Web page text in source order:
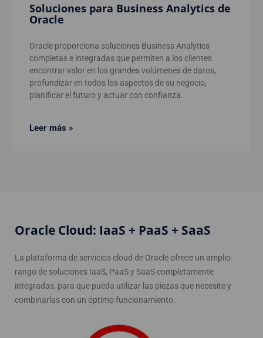
Soluciones para Business Analytics de
Oracle
Oracle proporciona soluciones Business Analytics
completas e integradas que permiten a los clientes
encontrar valor en los grandes volúmenes de datos,
profundizar en todos los aspectos de su negocio,
planificar el futuro y actuar con confianza.
Leer más »
Oracle Cloud: IaaS + PaaS + SaaS
La plataforma de servicios cloud de Oracle ofrece un amplio
rango de soluciones IaaS, PaaS y SaaS completamente
integradas, para que pueda utilizar las piezas que necesite y
combinarlas con un óptimo funcionamiento.